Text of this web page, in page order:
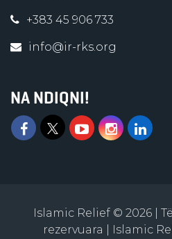
+383 45 906 733
info@ir-rks.org
NA NDIQNI!
Islamic Relief © 2026 |
rezervuara | Islamic